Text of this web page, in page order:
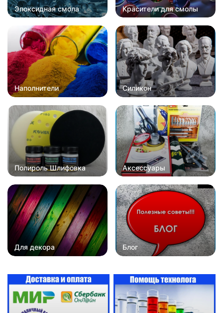
Эпоксидная смола Красители для смолы
Наполнители Силикон
Полироль Шлифовка Аксессуары
Для декора Блог